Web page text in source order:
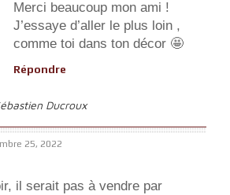
Merci beaucoup mon ami !
J’essaye d’aller le plus loin ,
comme toi dans ton décor 🤩
Répondre
Ducroux
25, 2022
il serait pas à vendre par